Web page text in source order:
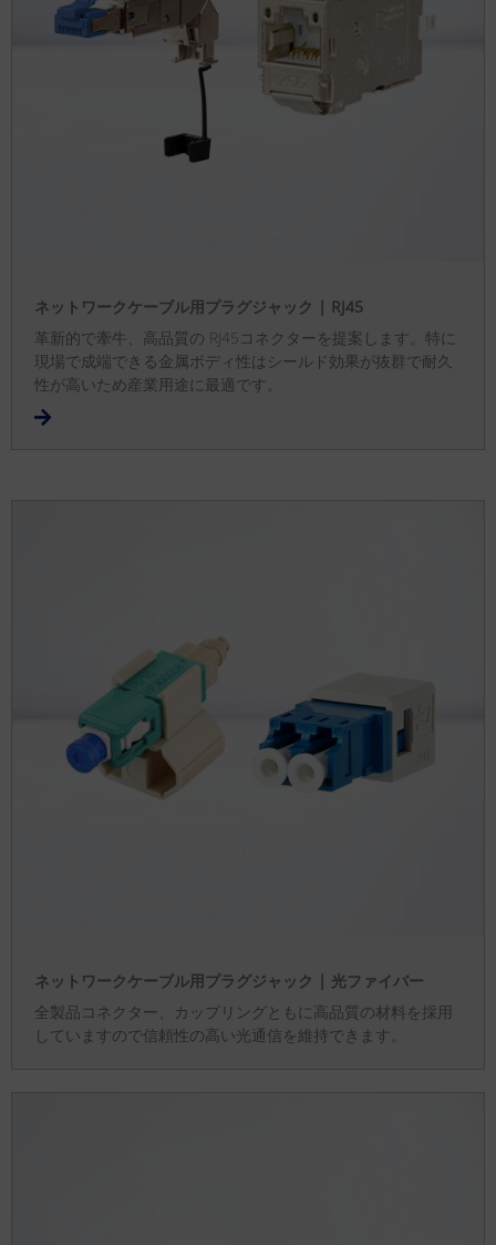
ネットワークケーブル用プラグジャック | RJ45
革新的で牽牛、高品質の RJ45コネクターを提案します。特に
現場で成端できる金属ボディ性はシールド効果が抜群で耐久
性が高いため産業用途に最適です。
ネットワークケーブル用プラグジャック | 光ファイバー
全製品コネクター、カップリングともに高品質の材料を採用
していますので信頼性の高い光通信を維持できます。